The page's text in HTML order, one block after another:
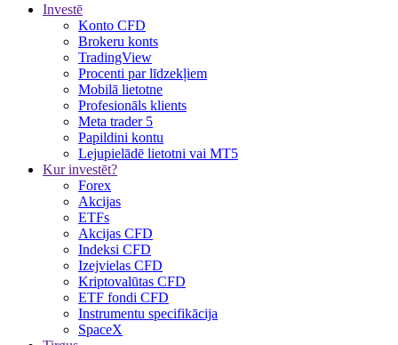
Investē
Konto CFD
Brokeru konts
TradingView
Procenti par līdzekļiem
Mobilā lietotne
Profesionāls klients
Meta trader 5
Papildini kontu
Lejupielādē lietotni vai MT5
Kur investēt?
Forex
Akcijas
ETFs
Akcijas CFD
Indeksi CFD
Izejvielas CFD
Kriptovalūtas CFD
ETF fondi CFD
Instrumentu specifikācija
SpaceX